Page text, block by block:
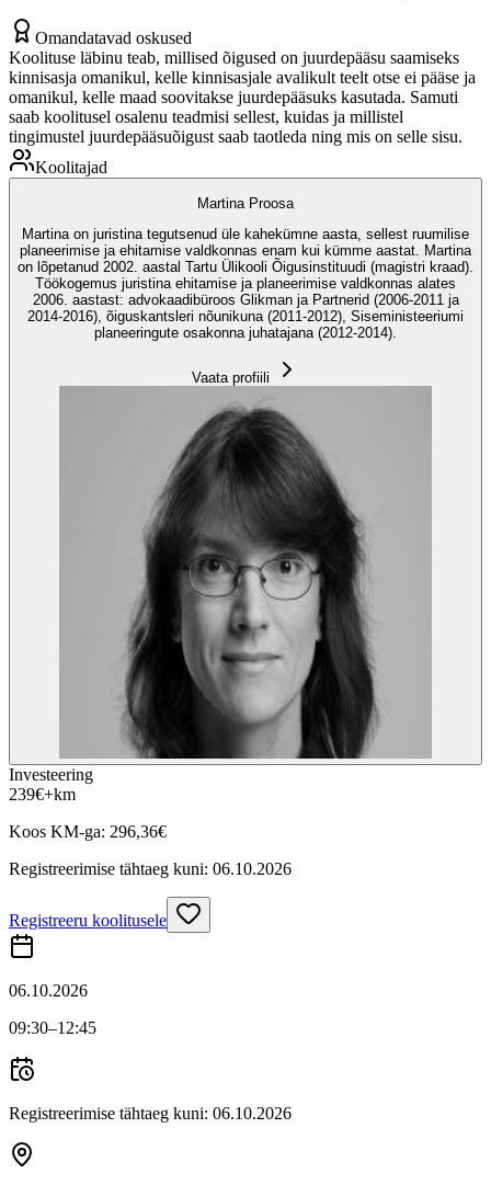
Omandatavad oskused
Koolituse läbinu teab, millised õigused on juurdepääsu saamiseks
kinnisasja omanikul, kelle kinnisasjale avalikult teelt otse ei pääse ja
omanikul, kelle maad soovitakse juurdepääsuks kasutada. Samuti
saab koolitusel osalenu teadmisi sellest, kuidas ja millistel
tingimustel juurdepääsuõigust saab taotleda ning mis on selle sisu.
Koolitajad
Martina Proosa
Martina on juristina tegutsenud üle kahekümne aasta, sellest ruumilise
planeerimise ja ehitamise valdkonnas enam kui kümme aastat. Martina
on lõpetanud 2002. aastal Tartu Ülikooli Õigusinstituudi (magistri kraad).
Töökogemus juristina ehitamise ja planeerimise valdkonnas alates
2006. aastast: advokaadibüroos Glikman ja Partnerid (2006-2011 ja
2014-2016), õiguskantsleri nõunikuna (2011-2012), Siseministeeriumi
planeeringute osakonna juhatajana (2012-2014).
Vaata profiili
Investeering
239€+km
Koos KM-ga: 296,36€
Registreerimise tähtaeg kuni: 06.10.2026
Registreeru koolitusele
06.10.2026
09:30–12:45
Registreerimise tähtaeg kuni: 06.10.2026